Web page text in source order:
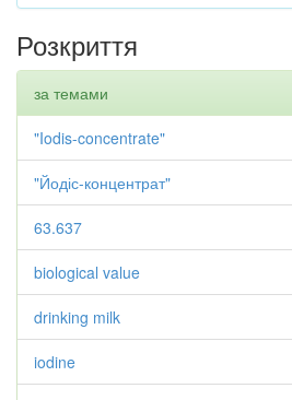
Розкриття
за темами
"Iodis-concentrate"
"Йодіс-концентрат"
63.637
biological value
drinking milk
iodine